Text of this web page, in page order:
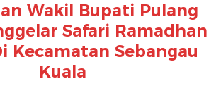
Wakil Bupati Pulang
Safari Ramadhan
Kecamatan Sebangau
Kuala